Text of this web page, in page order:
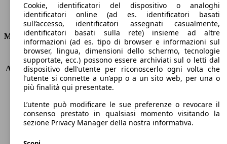
Consumi
Motore e Prestazioni
KW (PS)
190 kW (258 PS)
Accelerazione (0-100 km/h)
7.1s
Velocità massima (km/h)
225 km/h
Numero di marce
9
Coppia
620 nm
Cilindrata
2987 ccm
Carburante
Diesel
Cookie, identificatori del dispositivo o analoghi
identificatori online (ad es. identificatori basati
sull’accesso, identificatori assegnati casualmente,
identificatori basati sulla rete) insieme ad altre
informazioni (ad es. tipo di browser e informazioni sul
browser, lingua, dimensioni dello schermo, tecnologie
supportate, ecc.) possono essere archiviati sul o letti dal
dispositivo dell’utente per riconoscerlo ogni volta che
l’utente si connette a un’app o a un sito web, per una o
più finalità qui presentate.
L’utente può modificare le sue preferenze o revocare il
consenso prestato in qualsiasi momento visitando la
sezione Privacy Manager della nostra informativa.